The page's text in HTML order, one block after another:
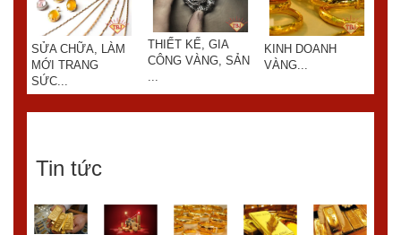
SỬA CHỮA, LÀM
MỚI TRANG
SỨC...
THIẾT KẾ, GIA
CÔNG VÀNG, SẢN
...
KINH DOANH
VÀNG...
Tin tức